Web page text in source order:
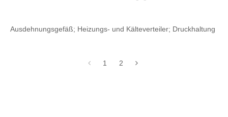
Ausdehnungsgefäß; Heizungs- und Kälteverteiler; Druckhaltung
1 2